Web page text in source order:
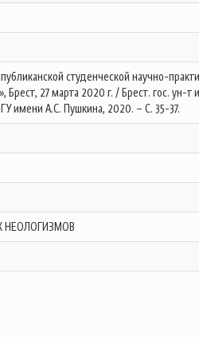
студенческой научно-
27 марта 2020 г. / Брест. гос. ун-т
имени А.С. Пушкина, 2020. – С. 35-37.
НЕОЛОГИЗМОВ